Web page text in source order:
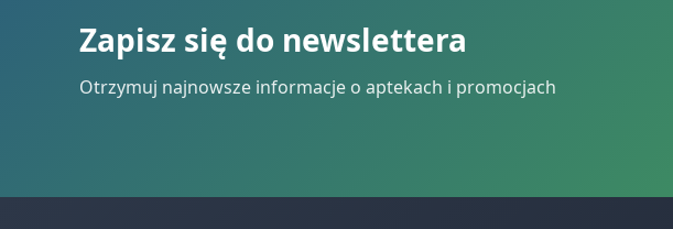
Zapisz się do newslettera
Otrzymuj najnowsze informacje o aptekach i promocjach